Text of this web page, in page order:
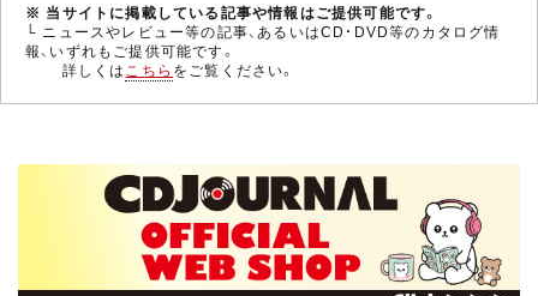
※ 当サイトに掲載している記事や情報はご提供可能です。
└ ニュースやレビュー等の記事、あるいはCD・DVD等のカタログ情
報、いずれもご提供可能です。
詳しくはこちら をご覧ください。